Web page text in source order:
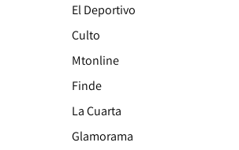
El Deportivo
Culto
Mtonline
Finde
La Cuarta
Glamorama